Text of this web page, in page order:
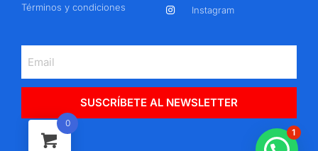
Términos y condiciones
Instagram
SUSCRÍBETE AL NEWSLETTER
0
1